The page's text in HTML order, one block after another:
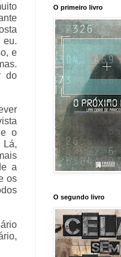
e
do
o
Lá,
a
os
O primeiro livro
O segundo livro